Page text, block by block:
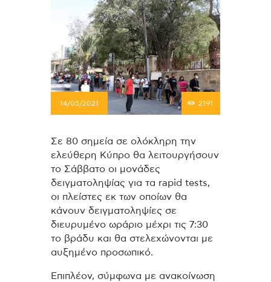
14/05/2021 2191
Σε 80 σημεία σε ολόκληρη την
ελεύθερη Κύπρο θα λειτουργήσουν
το Σάββατο οι μονάδες
δειγματοληψίας για τα rapid tests,
οι πλείστες εκ των οποίων θα
κάνουν δειγματοληψίες σε
διευρυμένο ωράριο μέχρι τις 7:30
το βράδυ και θα στελεχώνονται με
αυξημένο προσωπικό.
Επιπλέον, σύμφωνα με ανακοίνωση